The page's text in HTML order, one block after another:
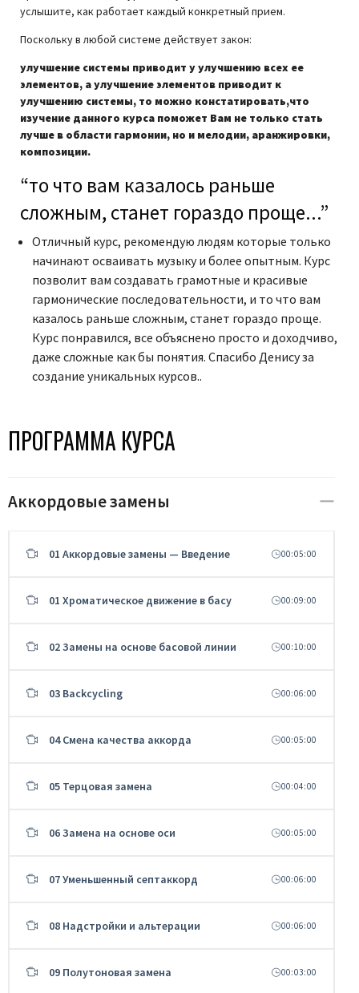
услышите, как работает каждый конкретный прием.
Поскольку в любой системе действует закон:
улучшение системы приводит у улучшению всех ее
элементов, а улучшение элементов приводит к
улучшению системы, то можно констатировать,что
изучение данного курса поможет Вам не только стать
лучше в области гармонии, но и мелодии, аранжировки,
композиции.
“то что вам казалось раньше
сложным, станет гораздо проще...”
Отличный курс, рекомендую людям которые только
начинают осваивать музыку и более опытным. Курс
позволит вам создавать грамотные и красивые
гармонические последовательности, и то что вам
казалось раньше сложным, станет гораздо проще.
Курс понравился, все объяснено просто и доходчиво,
даже сложные как бы понятия. Спасибо Денису за
создание уникальных курсов..
ПРОГРАММА КУРСА
Аккордовые замены
01 Аккордовые замены — Введение 00:05:00
01 Хроматическое движение в басу 00:09:00
02 Замены на основе басовой линии 00:10:00
03 Backcycling 00:06:00
04 Смена качества аккорда 00:05:00
05 Терцовая замена 00:04:00
06 Замена на основе оси 00:05:00
07 Уменьшенный септаккорд 00:06:00
08 Надстройки и альтерации 00:06:00
09 Полутоновая замена 00:03:00